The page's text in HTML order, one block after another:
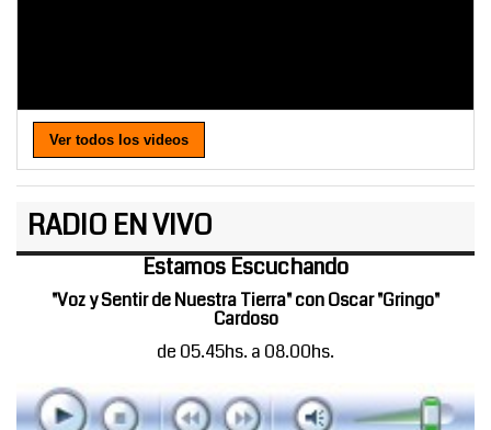
Ver todos los videos
RADIO EN VIVO
Estamos Escuchando
"Voz y Sentir de Nuestra Tierra" con Oscar "Gringo"
Cardoso
de 05.45hs. a 08.00hs.